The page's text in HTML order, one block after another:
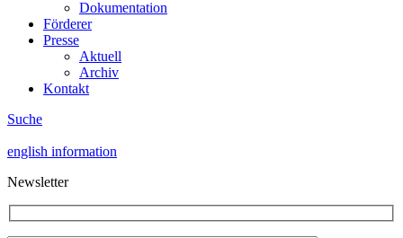
Dokumentation
Förderer
Presse
Aktuell
Archiv
Kontakt
Suche
english information
Newsletter